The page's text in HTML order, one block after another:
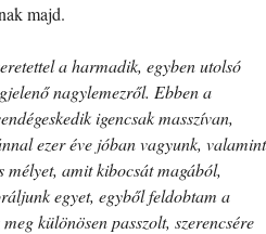
majd.
a harmadik, egyben utolsó
nagylemezről. Ebben a
igencsak masszívan,
ezer éve jóban vagyunk, valamint
amit kibocsát magából,
egyet, egyből feldobtam a
különösen passzolt, szerencsére